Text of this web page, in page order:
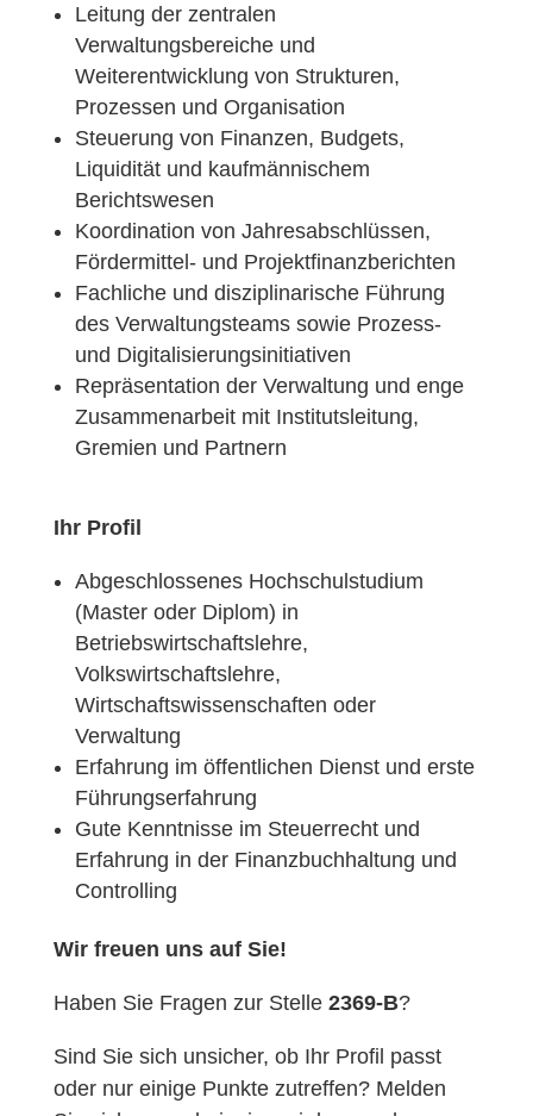
Leitung der zentralen
Verwaltungsbereiche und
Weiterentwicklung von Strukturen,
Prozessen und Organisation
Steuerung von Finanzen, Budgets,
Liquidität und kaufmännischem
Berichtswesen
Koordination von Jahresabschlüssen,
Fördermittel- und Projektfinanzberichten
Fachliche und disziplinarische Führung
des Verwaltungsteams sowie Prozess-
und Digitalisierungsinitiativen
Repräsentation der Verwaltung und enge
Zusammenarbeit mit Institutsleitung,
Gremien und Partnern
Ihr Profil
Abgeschlossenes Hochschulstudium
(Master oder Diplom) in
Betriebswirtschaftslehre,
Volkswirtschaftslehre,
Wirtschaftswissenschaften oder
Verwaltung
Erfahrung im öffentlichen Dienst und erste
Führungserfahrung
Gute Kenntnisse im Steuerrecht und
Erfahrung in der Finanzbuchhaltung und
Controlling
Wir freuen uns auf Sie!
Haben Sie Fragen zur Stelle 2369-B?
Sind Sie sich unsicher, ob Ihr Profil passt
oder nur einige Punkte zutreffen? Melden